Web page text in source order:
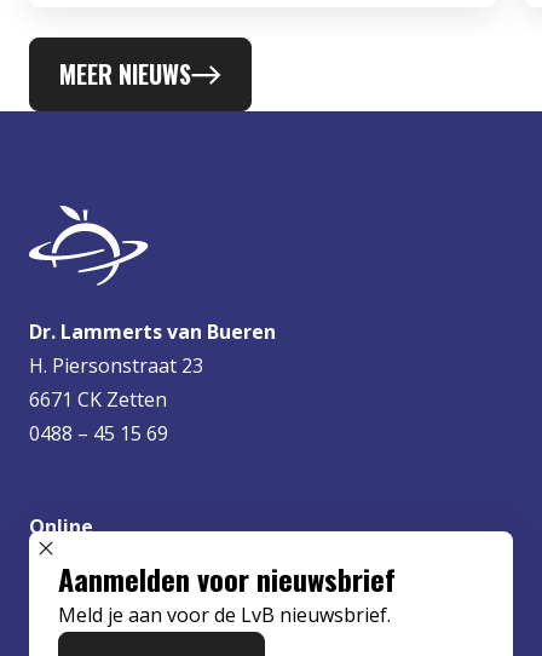
MEER NIEUWS
Dr. Lammerts van Bueren
H. Piersonstraat 23
6671 CK Zetten
0488 – 45 15 69
Online
info@lvbueren.nl
SLUIT POPUP
Aanmelden voor nieuwsbrief
Meld je aan voor de LvB nieuwsbrief.